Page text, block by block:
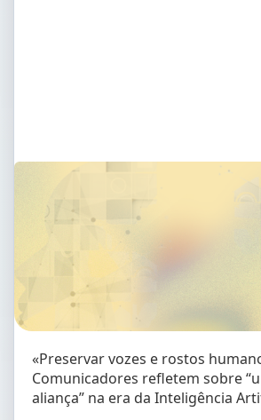
«Preservar vozes e rostos
Comunicadores refletem sobre
aliança” na era da Inteligência